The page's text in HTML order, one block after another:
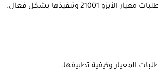
وتنفيذها بشكل فعال.
المعيار وكيفية تطبيقها.